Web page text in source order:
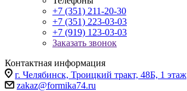
+7 (351) 211-20-30
+7 (351) 223-03-03
+7 (919) 123-03-03
Заказать звонок
Контактная информация
г. Челябинск, Троицкий тракт, 48Б, 1 этаж
zakaz@formika74.ru